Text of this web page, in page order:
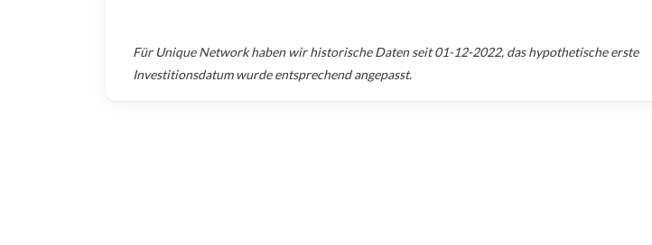
Für Unique Networkhaben wir historische Daten seit01-12-2022, das hypothetische erste
Investitionsdatum wurde entsprechend angepasst.